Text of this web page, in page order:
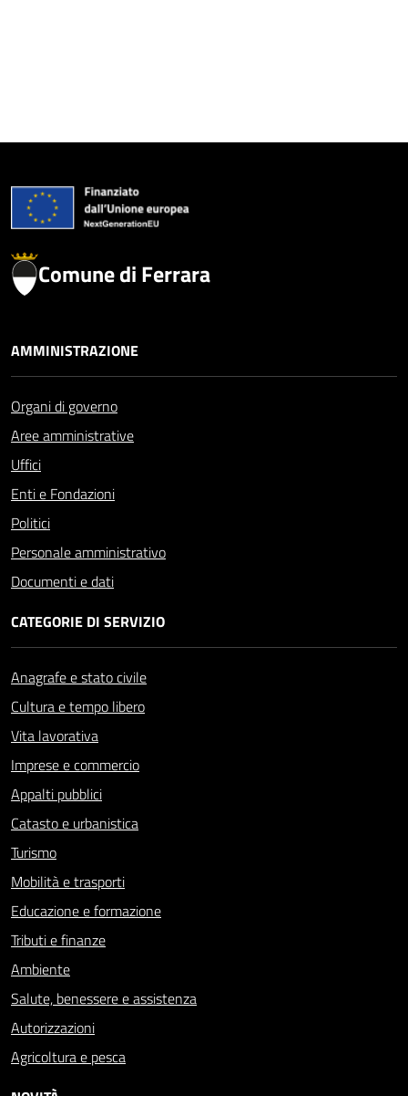
Comune di Ferrara
AMMINISTRAZIONE
Organi di governo
Aree amministrative
Uffici
Enti e Fondazioni
Politici
Personale amministrativo
Documenti e dati
CATEGORIE DI SERVIZIO
Anagrafe e stato civile
Cultura e tempo libero
Vita lavorativa
Imprese e commercio
Appalti pubblici
Catasto e urbanistica
Turismo
Mobilità e trasporti
Educazione e formazione
Tributi e finanze
Ambiente
Salute, benessere e assistenza
Autorizzazioni
Agricoltura e pesca